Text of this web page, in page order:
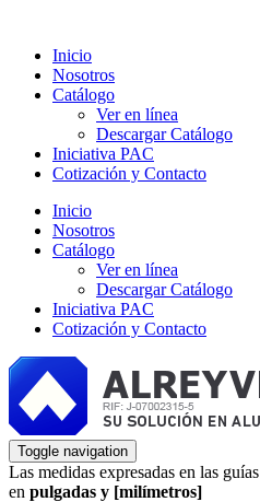
Inicio
Nosotros
Catálogo
Ver en línea
Descargar Catálogo
Iniciativa PAC
Cotización y Contacto
Inicio
Nosotros
Catálogo
Ver en línea
Descargar Catálogo
Iniciativa PAC
Cotización y Contacto
Toggle navigation
Las medidas expresadas en las
en pulgadas y [milímetros]